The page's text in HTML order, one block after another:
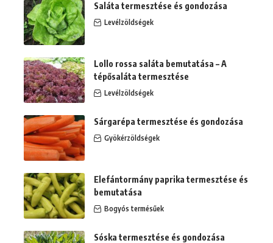
Saláta termesztése és gondozása
Levélzöldségek
Lollo rossa saláta bemutatása – A
tépősaláta termesztése
Levélzöldségek
Sárgarépa termesztése és gondozása
Gyökérzöldségek
Elefántormány paprika termesztése és
bemutatása
Bogyós termésűek
Sóska termesztése és gondozása